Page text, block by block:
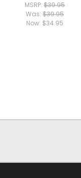
MSRP: $39.95
Was: $39.95
Now: $34.95